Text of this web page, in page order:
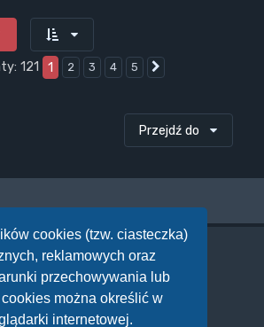
cookies (tzw. ciasteczka)
reklamowych oraz
przechowywania lub
można określić w
internetowej.
121
1 2 3 4 5
Przejdź do
na tym forum
nowych tematów
w tematach
swoich postów